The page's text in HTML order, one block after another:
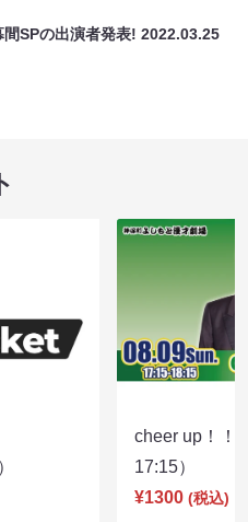
間SPの出演者発表!2022.03.25
cheer up！
17:15）
¥1300 (税込)